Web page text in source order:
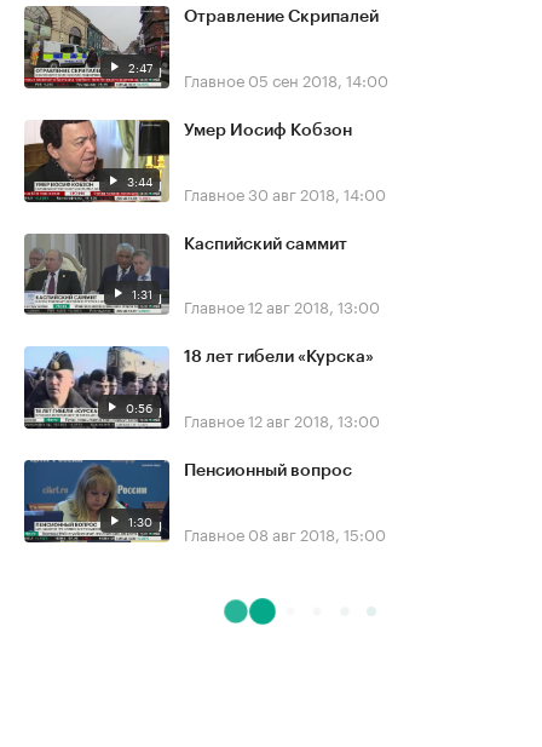
2:47
Отравление Скрипалей
Главное 05 сен 2018, 14:00
3:44
Умер Иосиф Кобзон
Главное30 авг 2018, 14:00
1:31
Каспийский саммит
Главное12 авг 2018, 13:00
0:56
18 лет гибели «Курска»
Главное12 авг 2018, 13:00
1:30
Пенсионный вопрос
Главное 08 авг 2018, 15:00